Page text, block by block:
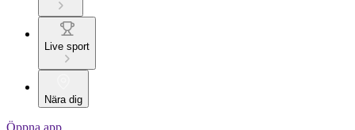
Live sport
Nära dig
Öppna app